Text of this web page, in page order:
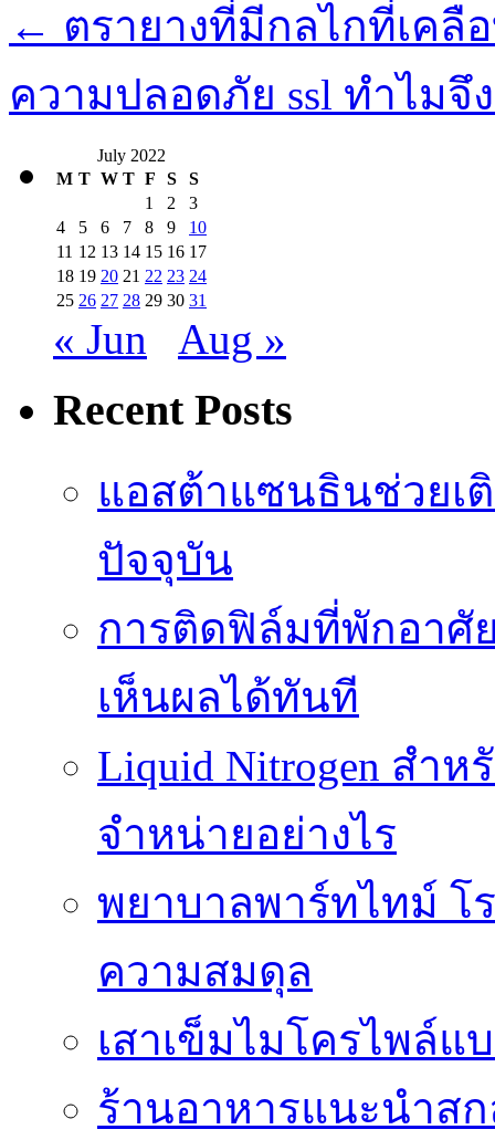
← ตรายางที่มีกลไกที่เคลื
ความปลอดภัย ssl ทำไม
July 2022
M T W T F S
S
1
2
3
4
5 6 7 8 9
10
11 12 13 14 15 16 17
18 19 20 21 22 23 24
25 26 27 28 29 30 31
« Jun Aug »
Recent Posts
แอสต้าแซนธินช่วยเ
ปัจจุบัน
การติดฟิล์มที่พักอาศั
เห็นผลได้ทันที
Liquid Nitrogen สำ
จำหน่ายอย่างไร
พยาบาลพาร์ทไทม์ โ
ความสมดุล
เสาเข็มไมโครไพล์
ร้านอาหารแนะนำส